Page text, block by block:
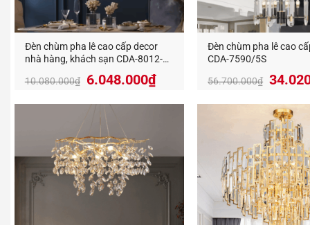
Liên
Đèn
Đèn chùm pha lê cao cấp decor
nhà hàng, khách sạn CDA-8012-
10.080.000₫
Giá
là:
10.080.000₫.
6.048.000₫Giá
hiện
tại
Đèn chùm pha lê cao
CDA-7590/5S
56.700.000₫ Giá
là: